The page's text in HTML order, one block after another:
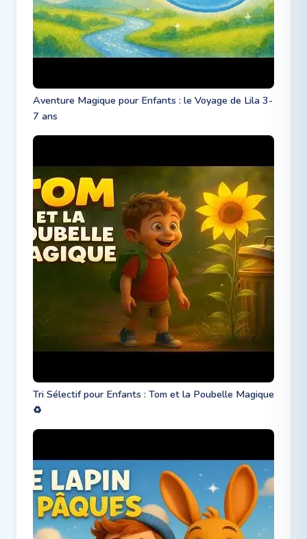
Aventure Magique pour Enfants : le Voyage de Lila 3-
7 ans
Tri Sélectif pour Enfants : Tom et la Poubelle Magique
♻️